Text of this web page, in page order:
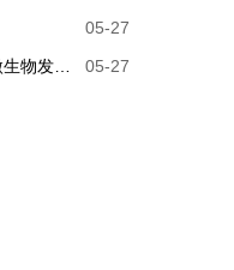
05-27
05-27